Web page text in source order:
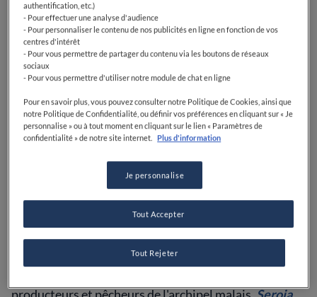
Lors de la conception du plat signature présenté au
S.Pellegrino Young Chef Academy 2019-21
– un bouillon de canard au thé au jasmin préparé en
toute simplicité avec des ailes de canard et du
combava – Kevin Wong a plongé en profondeur dans
ses racines malaiso-chinoises. La quête de la
compréhension de son héritage culinaire a conduit l'ex
authentification, etc.)
- Pour effectuer une analyse d'audience
- Pour personnaliser le contenu de nos publicités en ligne en fonction de vos
centres d'intérêt
- Pour vous permettre de partager du contenu via les boutons de réseaux
sociaux
- Pour vous permettre d'utiliser notre module de chat en ligne
Pour en savoir plus, vous pouvez consulter notre Politique de Cookies, ainsi que
notre Politique de Confidentialité, ou définir vos préférences en cliquant sur « Je
personnalise » ou à tout moment en cliquant sur le lien « Paramètres de
confidentialité » de notre site internet.
Plus d'information
Je personnalise
Tout Rejeter
Tout Accepter